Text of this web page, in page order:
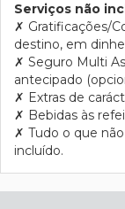
Serviços não
✗ Gratificações/
destino, em
✗ Seguro Multi
antecipado
✗ Extras de
✗ Bebidas às
✗ Tudo o que
incluído.